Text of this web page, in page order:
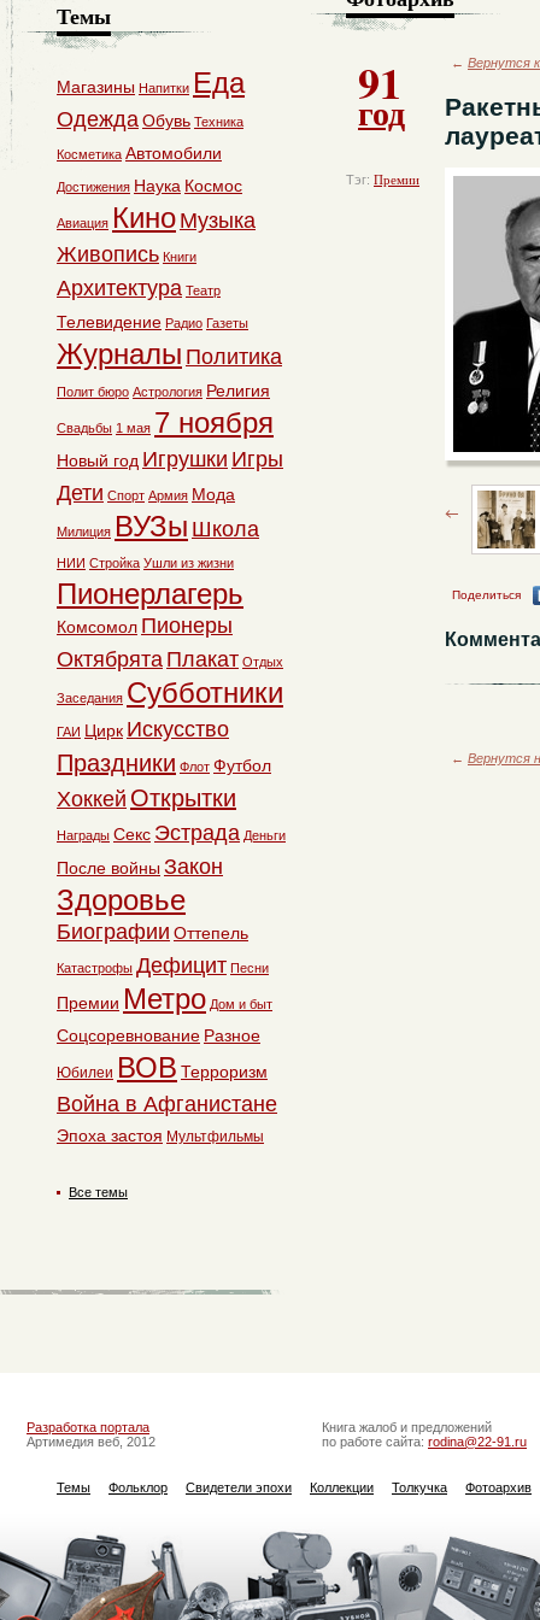
91
год
Тэг: Премии
← Вернутся
Поделиться
← Вернутся
Темы
Магазины Напитки Еда
ОдеждаОбувь Техника
Косметика Автомобили
Достижения Наука Космос
Авиация Кино Музыка
Живопись Книги
Архитектура Театр
Телевидение Радио Газеты
Журналы Политика
Полит бюро Астрология Религия
Свадьбы 1 мая 7 ноября
Новый год Игрушки Игры
Дети Спорт Армия Мода
Милиция ВУЗы Школа
НИИ Стройка Ушли из жизни
Пионерлагерь
Комсомол Пионеры
Октябрята Плакат Отдых
Заседания Субботники
ГАИ Цирк Искусство
Праздники Флот Футбол
Хоккей Открытки
Награды Секс Эстрада Деньги
После войны Закон
Здоровье
Биографии Оттепель
Катастрофы Дефицит Песни
Премии Метро Дом и быт
Соцсоревнование Разное
Юбилеи ВОВ Терроризм
Война в Афганистане
Эпоха застоя Мультфильмы
Все темы
Разработка портала
Артимедия веб, 2012
Книга жалоб и предложений
по работе сайта: rodina@22-91.ru
Темы Фольклор Свидетели эпохи Коллекции Толкучка Фотоархив